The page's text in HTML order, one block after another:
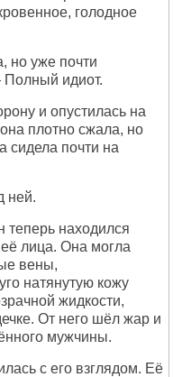
голодное
уже почти
Полный идиот.
и опустилась на
плотно сжала, но
сидела почти на
ней.
теперь находился
её лица. Она могла
вены,
натянутую кожу
жидкости,
От него шёл жар и
мужчины.
с его взглядом. Её